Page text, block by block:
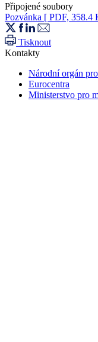
Připojené soubory
Pozvánka [ PDF, 358.4
Tisknout
Kontakty
Národní orgán
Eurocentra
Ministerstvo pro